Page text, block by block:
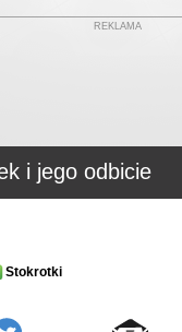
REKLAMA
i jego odbicie
Stokrotki